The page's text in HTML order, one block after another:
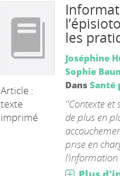
Article :
texte
imprimé
les
Joséphine
Sophie
Dans Santé
"Contexte et
de plus en
prise en
l’information